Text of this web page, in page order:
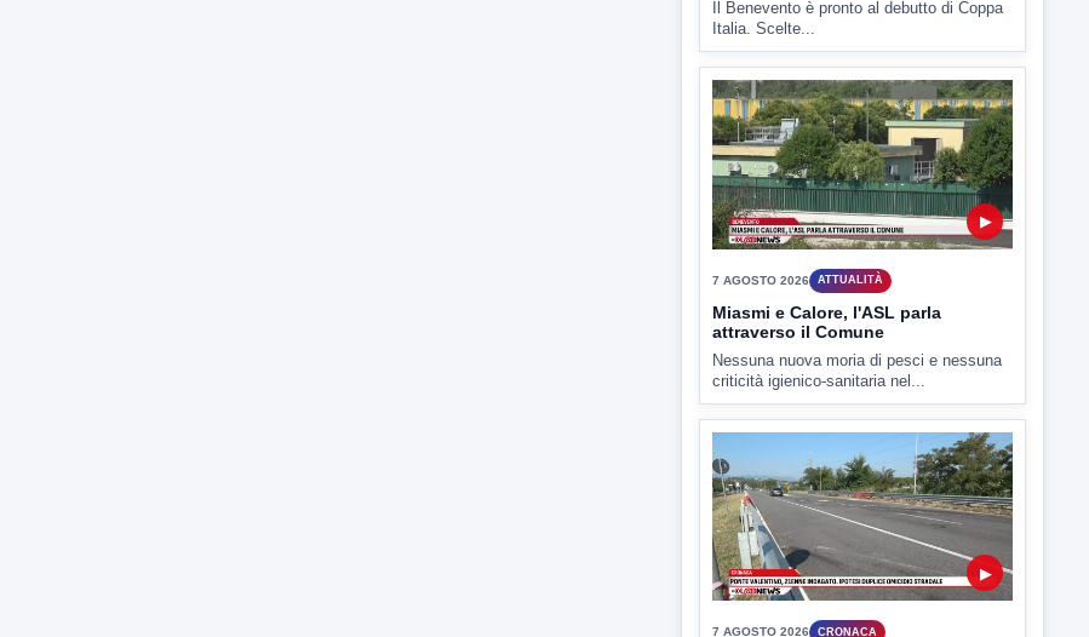
▶
7 AGOSTO 2026 SPORT BENEVENTO
Benevento Calcio: Le scelte di
Floro Flores per il debutto di Coppa
Italia
Il Benevento è pronto al debutto di Coppa
Italia. Scelte...
▶
7 AGOSTO 2026 ATTUALITÀ
Miasmi e Calore, l'ASL parla
attraverso il Comune
Nessuna nuova moria di pesci e nessuna
criticità igienico-sanitaria nel...